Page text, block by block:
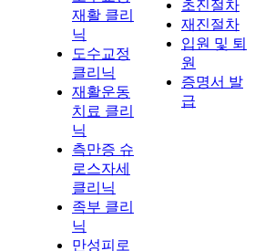
재활 클리
닉
도수교정
클리닉
재활운동
치료 클리
닉
측만증 슈
로스자세
클리닉
족부 클리
닉
만성피로
초진절차
재진절차
입원 및 퇴
원
증명서 발
급